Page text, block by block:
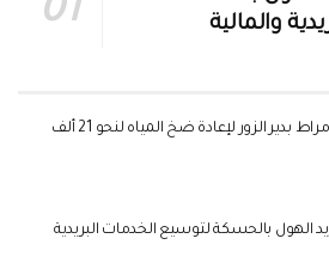
والمالية
تأهيل محطة مياه مراط بدير الزور لإعادة ضخ المياه لنحو 21 ألف
الهول بالحسكة لتوسيع الخدمات البريدية